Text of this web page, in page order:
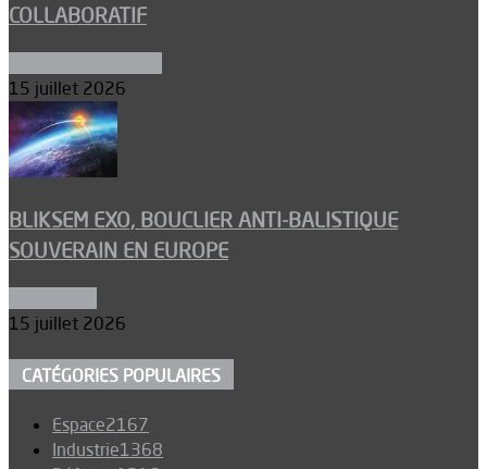
COLLABORATIF
15 juillet 2026
BLIKSEM EXO, BOUCLIER ANTI-BALISTIQUE
SOUVERAIN EN EUROPE
15 juillet 2026
CATÉGORIES POPULAIRES
Espace2167
Industrie1368